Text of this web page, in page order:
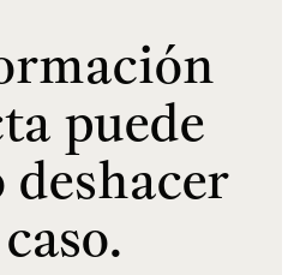
puede
deshacer